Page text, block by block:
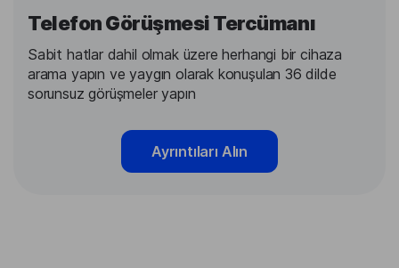
Telefon Görüşmesi Tercümanı
Sabit hatlar dahil olmak üzere herhangi bir cihaza
arama yapın ve yaygın olarak konuşulan 36 dilde
sorunsuz görüşmeler yapın
Ayrıntıları Alın